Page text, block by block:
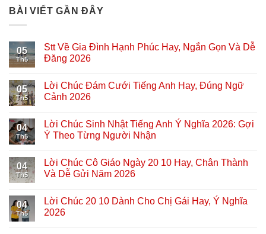
BÀI VIẾT GẦN ĐÂY
05
Th5
Stt Về Gia Đình Hạnh Phúc Hay, Ngắn Gọn Và Dễ
Đăng 2026
05
Th5
Lời Chúc Đám Cưới Tiếng Anh Hay, Đúng Ngữ
Cảnh 2026
04
Th5
Lời Chúc Sinh Nhật Tiếng Anh Ý Nghĩa 2026: Gợi
Ý Theo Từng Người Nhận
04
Th5
Lời Chúc Cô Giáo Ngày 20 10 Hay, Chân Thành
Và Dễ Gửi Năm 2026
04
Th5
Lời Chúc 20 10 Dành Cho Chị Gái Hay, Ý Nghĩa
2026